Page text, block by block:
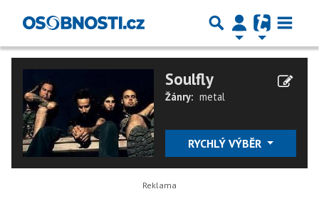
Soulfly
Žánry: metal
RYCHLÝ VÝBĚR